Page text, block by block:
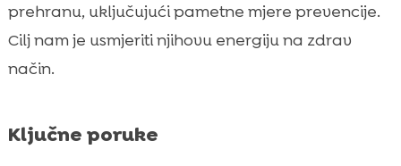
Paraziti u proljeće: krpelji, buhe i zaštita
tijekom povećane aktivnosti
 Prevencija ozljeda: zglobovi, šape i naglo
Kako prilagodimo našu rutinu: raspored
šetnji, trening i mir u kući
prehranu, uključujući pametne mjere prevencije.
Cilj nam je usmjeriti njihovu energiju na zdrav
način.
Ključne poruke